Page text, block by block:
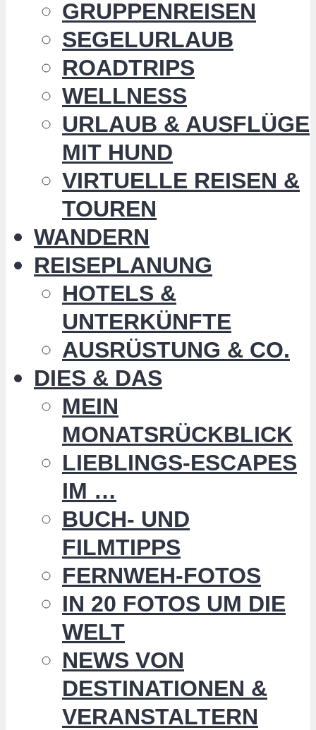
GRUPPENREISEN
SEGELURLAUB
ROADTRIPS
WELLNESS
URLAUB & AUSFLÜGE
MIT HUND
VIRTUELLE REISEN &
TOUREN
WANDERN
REISEPLANUNG
HOTELS &
UNTERKÜNFTE
AUSRÜSTUNG & CO.
DIES & DAS
MEIN
MONATSRÜCKBLICK
LIEBLINGS-ESCAPES
IM …
BUCH- UND
FILMTIPPS
FERNWEH-FOTOS
IN 20 FOTOS UM DIE
WELT
NEWS VON
DESTINATIONEN &
VERANSTALTERN